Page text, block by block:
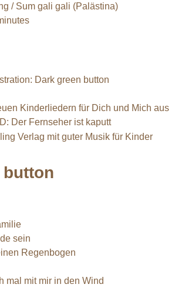
/ Sum gali gali (Palästina)
button
sein
Regenbogen
mal mit mir in den Wind